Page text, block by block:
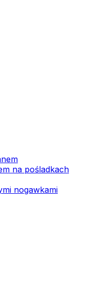
na pośladkach
nogawkami